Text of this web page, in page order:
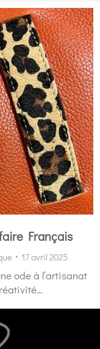
Français
17 avril 2025
ode à l’artisanat